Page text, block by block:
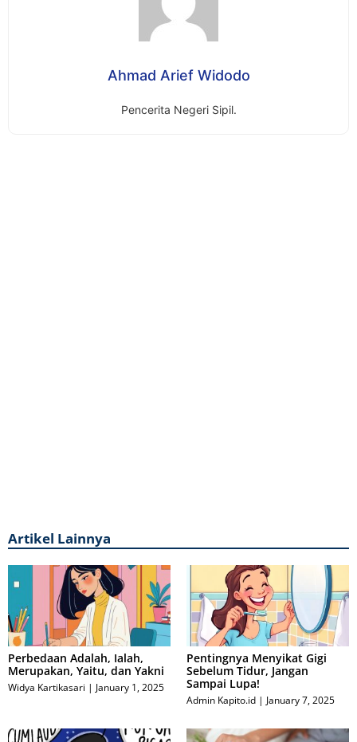
Ahmad Arief Widodo
Pencerita Negeri Sipil.
Artikel Lainnya
Perbedaan Adalah, Ialah,
Merupakan, Yaitu, dan Yakni
Widya Kartikasari January 1, 2025
Pentingnya Menyikat Gigi
Sebelum Tidur, Jangan
Sampai Lupa!
Admin Kapito.id January 7, 2025